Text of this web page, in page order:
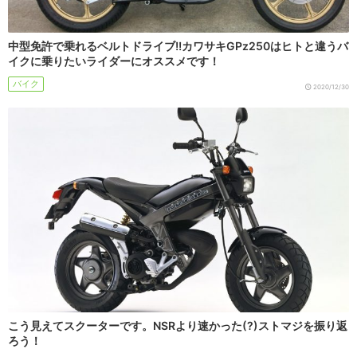
中型免許で乗れるベルトドライブ!!カワサキGPz250はヒトと違うバ
イクに乗りたいライダーにオススメです！
バイク 2020/12/30
こう見えてスクーターです。NSRより速かった(?)ストマジを振り返
ろう！